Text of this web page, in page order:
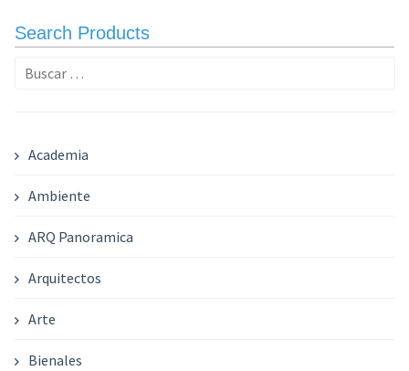
Search Products
Buscar:
Academia
Ambiente
ARQ Panoramica
Arquitectos
Arte
Bienales